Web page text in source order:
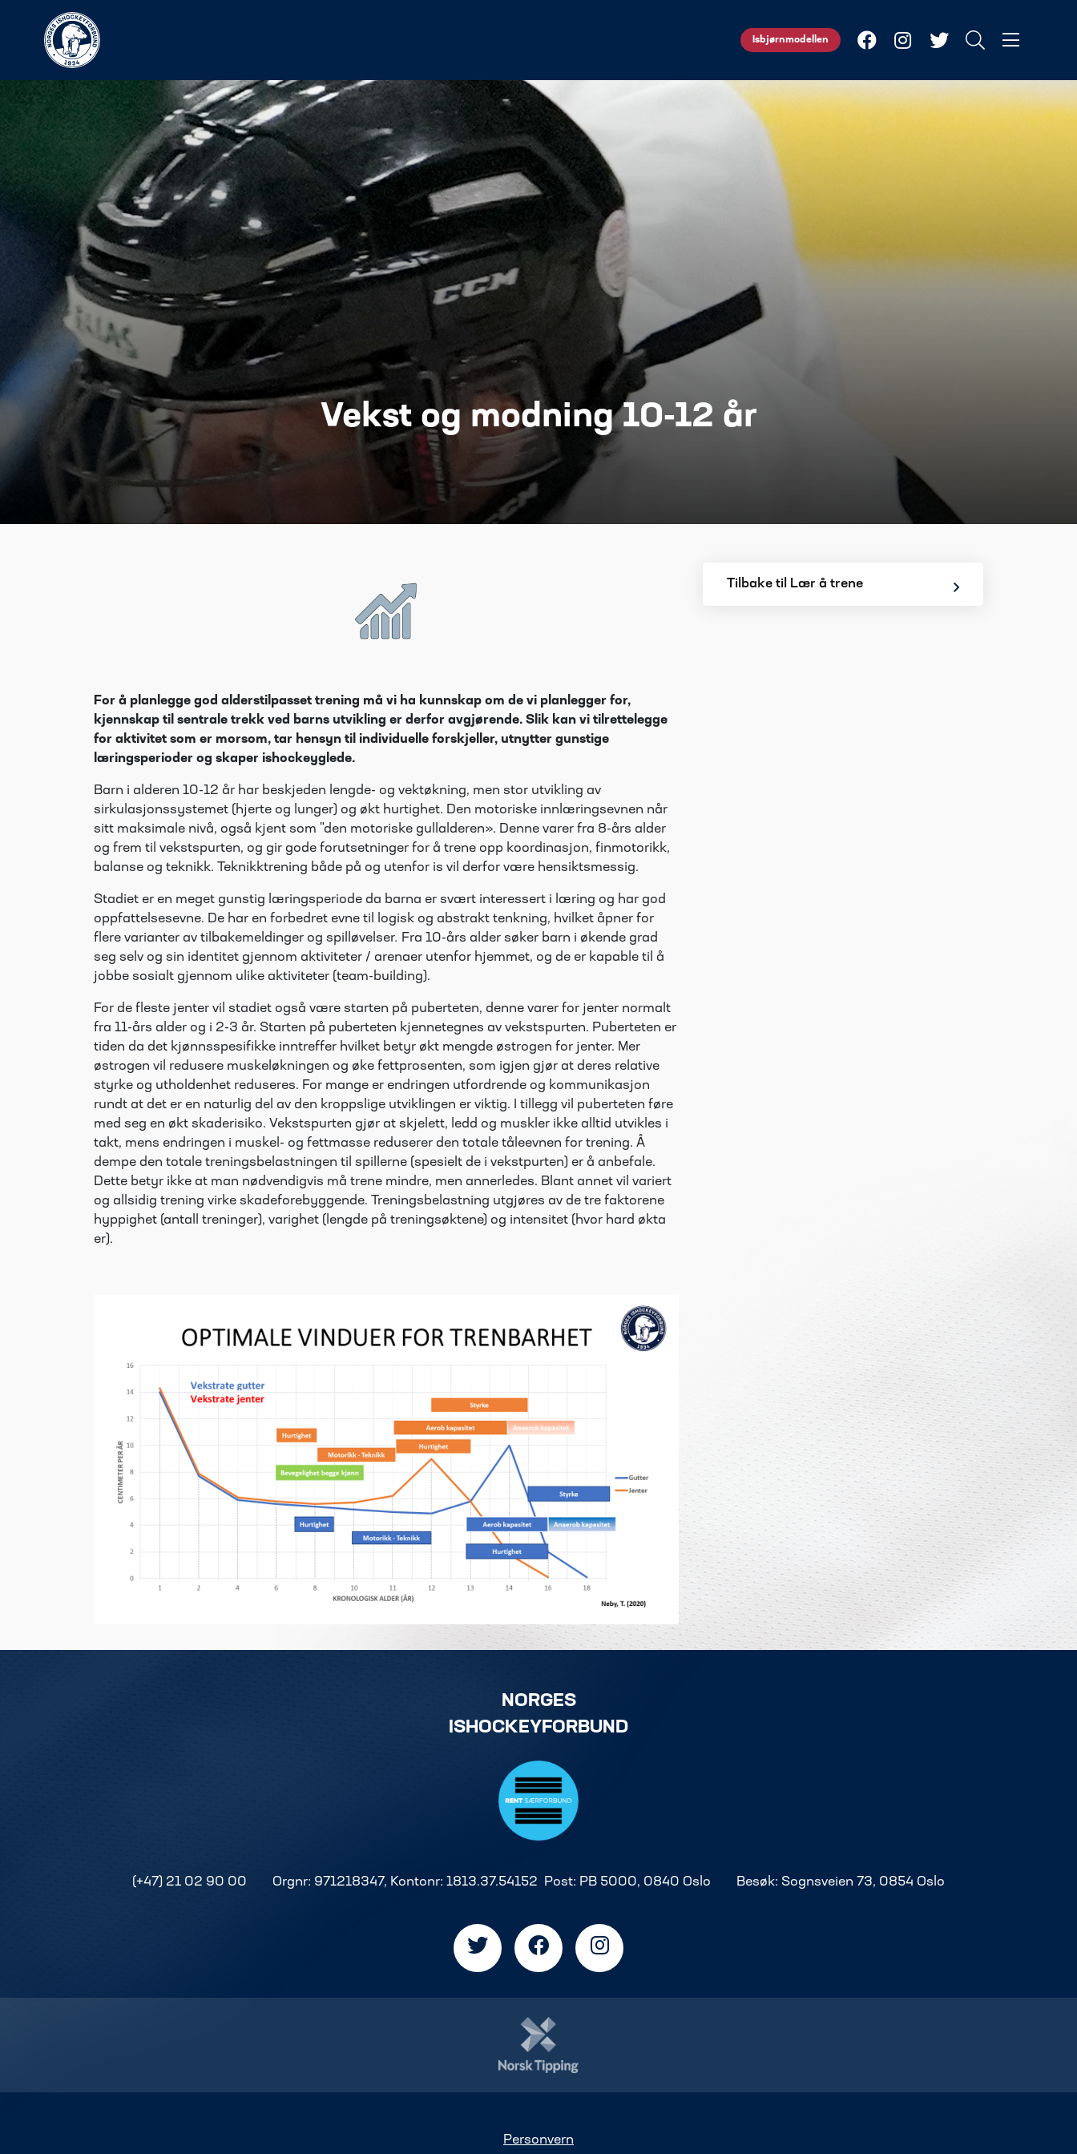
Isbjørnmodellen
Vekst og modning 10-12 år
For å planlegge god alderstilpasset trening må vi ha kunnskap om de vi planlegger for,
kjennskap til sentrale trekk ved barns utvikling er derfor avgjørende. Slik kan vi tilrettelegge
for aktivitet som er morsom, tar hensyn til individuelle forskjeller, utnytter gunstige
læringsperioder og skaper ishockeyglede.
Barn i alderen 10-12 år har beskjeden lengde- og vektøkning, men stor utvikling av
sirkulasjonssystemet (hjerte og lunger) og økt hurtighet. Den motoriske innlæringsevnen når
sitt maksimale nivå, også kjent som "den motoriske gullalderen». Denne varer fra 8-års alder
og frem til vekstspurten, og gir gode forutsetninger for å trene opp koordinasjon, finmotorikk,
balanse og teknikk. Teknikktrening både på og utenfor is vil derfor være hensiktsmessig.
Stadiet er en meget gunstig læringsperiode da barna er svært interessert i læring og har god
oppfattelsesevne. De har en forbedret evne til logisk og abstrakt tenkning, hvilket åpner for
flere varianter av tilbakemeldinger og spilløvelser. Fra 10-års alder søker barn i økende grad
seg selv og sin identitet gjennom aktiviteter / arenaer utenfor hjemmet, og de er kapable til å
jobbe sosialt gjennom ulike aktiviteter (team-building).
For de fleste jenter vil stadiet også være starten på puberteten, denne varer for jenter normalt
fra 11-års alder og i 2-3 år. Starten på puberteten kjennetegnes av vekstspurten. Puberteten er
tiden da det kjønnsspesifikke inntreffer hvilket betyr økt mengde østrogen for jenter. Mer
østrogen vil redusere muskeløkningen og øke fettprosenten, som igjen gjør at deres relative
styrke og utholdenhet reduseres. For mange er endringen utfordrende og kommunikasjon
rundt at det er en naturlig del av den kroppslige utviklingen er viktig. I tillegg vil puberteten føre
med seg en økt skaderisiko. Vekstspurten gjør at skjelett, ledd og muskler ikke alltid utvikles i
takt, mens endringen i muskel- og fettmasse reduserer den totale tåleevnen for trening. Å
dempe den totale treningsbelastningen til spillerne (spesielt de i vekstpurten) er å anbefale.
Dette betyr ikke at man nødvendigvis må trene mindre, men annerledes. Blant annet vil variert
og allsidig trening virke skadeforebyggende. Treningsbelastning utgjøres av de tre faktorene
hyppighet (antall treninger), varighet (lengde på treningsøktene) og intensitet (hvor hard økta
er).
Tilbake til Lær å trene
NORGES
ISHOCKEYFORBUND
(+47) 21 02 90 00 Orgnr: 971218347, Kontonr: 1813.37.54152 Post: PB 5000, 0840 Oslo Besøk: Sognsveien 73, 0854 Oslo
Personvern